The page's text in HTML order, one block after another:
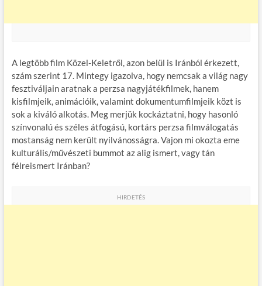
A legtöbb film Közel-Keletről, azon belül is Iránból érkezett,
szám szerint 17. Mintegy igazolva, hogy nemcsak a világ nagy
fesztiváljain aratnak a perzsa nagyjátékfilmek, hanem
kisfilmjeik, animációik, valamint dokumentumfilmjeik közt is
sok a kiváló alkotás. Meg merjük kockáztatni, hogy hasonló
színvonalú és széles átfogású, kortárs perzsa filmválogatás
mostanság nem került nyilvánosságra. Vajon mi okozta eme
kulturális/művészeti bummot az alig ismert, vagy tán
félreismert Iránban?
HIRDETÉS